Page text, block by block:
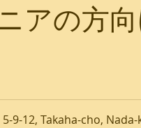
アの方
5-9-12, Takaha-cho, Nada-